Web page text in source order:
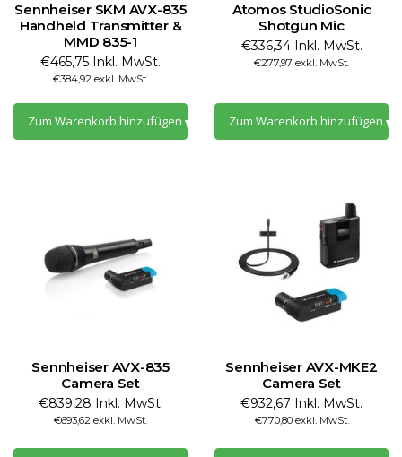
Sennheiser SKM AVX-835
Handheld Transmitter &
MMD 835-1
€465,75 Inkl. MwSt.
€384,92 exkl. MwSt.
Zum Warenkorb hinzufügen
Atomos StudioSonic
Shotgun Mic
€336,34 Inkl. MwSt.
€277,97 exkl. MwSt.
Zum Warenkorb hinzufügen
Sennheiser AVX-835
Camera Set
€839,28 Inkl. MwSt.
€693,62 exkl. MwSt.
Sennheiser AVX-MKE2
Camera Set
€932,67 Inkl. MwSt.
€770,80 exkl. MwSt.